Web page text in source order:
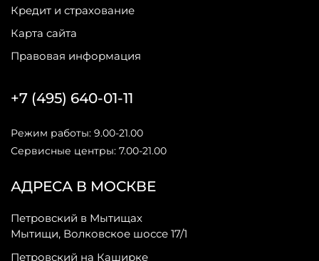
Кредит и страхование
Карта сайта
Правовая информация
АДРЕСА В МОСКВЕ
Петровский в Мытищах
Мытищи, Волковское шоссе 17/1
Петровский на Каширке
+7 (495) 640-01-11
Режим работы: 9.00-21.00
Сервисные центры: 7.00-21.00